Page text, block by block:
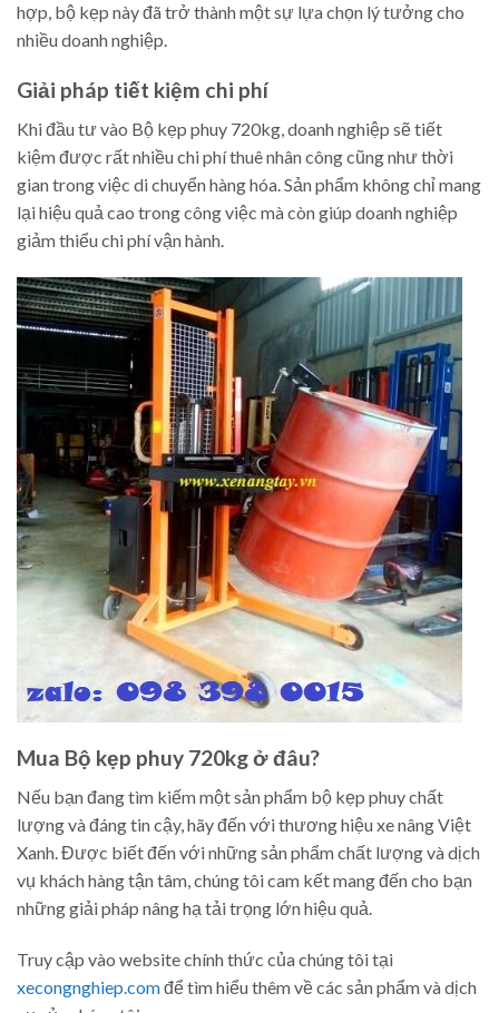
hợp, bộ kẹp này đã trở thành một sự lựa chọn lý tưởng cho
nhiều doanh nghiệp.
Giải pháp tiết kiệm chi phí
Khi đầu tư vào Bộ kẹp phuy 720kg, doanh nghiệp sẽ tiết
kiệm được rất nhiều chi phí thuê nhân công cũng như thời
gian trong việc di chuyển hàng hóa. Sản phẩm không chỉ mang
lại hiệu quả cao trong công việc mà còn giúp doanh nghiệp
giảm thiểu chi phí vận hành.
Mua Bộ kẹp phuy 720kg ở đâu?
Nếu bạn đang tìm kiếm một sản phẩm bộ kẹp phuy chất
lượng và đáng tin cậy, hãy đến với thương hiệu xe nâng Việt
Xanh. Được biết đến với những sản phẩm chất lượng và dịch
vụ khách hàng tận tâm, chúng tôi cam kết mang đến cho bạn
những giải pháp nâng hạ tải trọng lớn hiệu quả.
Truy cập vào website chính thức của chúng tôi tại
xecongnghiep.comđể tìm hiểu thêm về các sản phẩm và dịch